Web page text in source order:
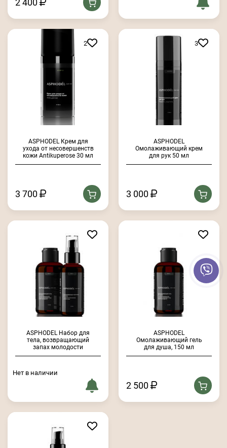
2 400
2
ASPHODEL Крем для
ухода от несовершенств
кожи Antikuperose 30 мл
3 700
3
ASPHODEL
Омолаживающий крем
для рук 50 мл
3 000
ASPHODEL Набор для
тела, возвращающий
запах молодости
Нет в наличии
ASPHODEL
Омолаживающий гель
для душа, 150 мл
2 500